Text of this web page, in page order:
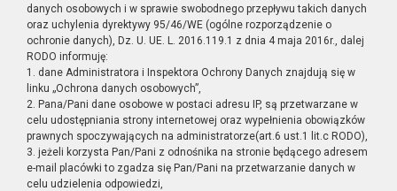
danych osobowych i w sprawie swobodnego przepływu takich danych
oraz uchylenia dyrektywy 95/46/WE (ogólne rozporządzenie o
ochronie danych), Dz. U. UE. L. 2016.119.1 z dnia 4 maja 2016r., dalej
RODO informuję:
1. dane Administratora i Inspektora Ochrony Danych znajdują się w
linku „Ochrona danych osobowych”,
2. Pana/Pani dane osobowe w postaci adresu IP, są przetwarzane w
celu udostępniania strony internetowej oraz wypełnienia obowiązków
prawnych spoczywających na administratorze(art.6 ust.1 lit.c RODO),
3. jeżeli korzysta Pan/Pani z odnośnika na stronie będącego adresem
e-mail placówki to zgadza się Pan/Pani na przetwarzanie danych w
celu udzielenia odpowiedzi,